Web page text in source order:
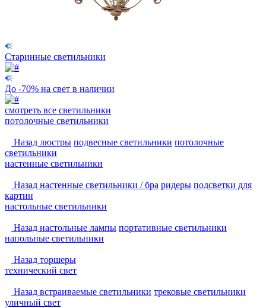
Старинные светильники
До -70% на свет в наличии
смотреть все светильники
потолочные светильники
Назад люстры подвесные светильники потолочные
светильники
настенные светильники
Назад настенные светильники / бра ридеры подсветки для
картин
настольные светильники
Назад настольные лампы портативные светильники
напольные светильники
Назад торшеры
технический свет
Назад встраиваемые светильники трековые светильники
уличный свет